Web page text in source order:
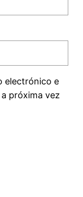
electrónico e
próxima vez